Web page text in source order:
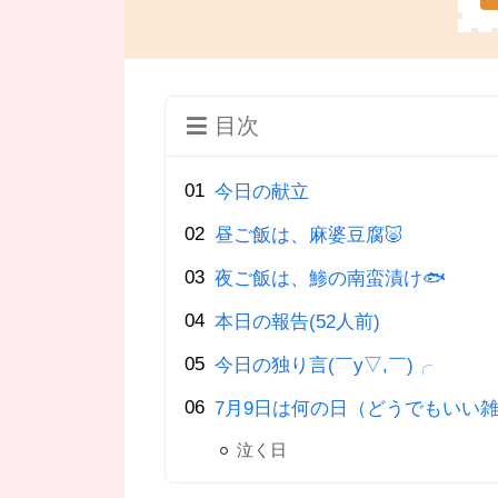
目次
今日の献立
昼ご飯は、麻婆豆腐🐷
夜ご飯は、鯵の南蛮漬け🐟
本日の報告(52人前)
今日の独り言(￣y▽,￣)╭
7月9日は何の日（どうでもいい
泣く日